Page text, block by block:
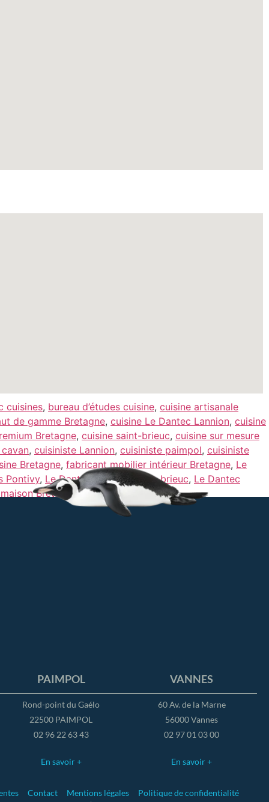
cuisines, bureau d’études cuisine, cuisine artisanale
de gamme Bretagne, cuisine Le Dantec Lannion, cuisine
Bretagne, cuisine saint-brieuc, cuisine sur mesure
, cuisiniste Lannion, cuisiniste paimpol, cuisiniste
Bretagne, fabricant mobilier intérieur Bretagne, Le
Pontivy, Le Dantec cuisines Saint-brieuc, Le Dantec
Bretagne
PAIMPOL
Rond-point du Gaélo
22500 PAIMPOL
02 96 22 63 43
En savoir +
VANNES
60 Av. de la Marne
56000 Vannes
02 97 01 03 00
En savoir +
Contact Mentions légales
Politique de confidentialité